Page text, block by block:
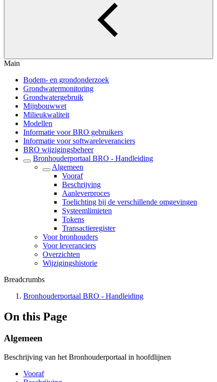
Main
Bodem- en grondonderzoek
Grondwatermonitoring
Grondwatergebruik
Mijnbouwwet
Milieukwaliteit
Modellen
Informatie voor BRO gebruikers
Informatie voor softwareleveranciers
BRO wijzigingsbeheer
Bronhouderportaal BRO - Handleiding
Algemeen
Vooraf
Beschrijving
Aanleverproces
Toelichting bij de verschillende omgevingen
Systeemlimieten
Tokens
Transactieregister
Voor bronhouders
Voor leveranciers
Overzichten
Wijzigingshistorie
Breadcrumbs
Bronhouderportaal BRO - Handleiding
On this Page
Algemeen
Beschrijving van het Bronhouderportaal in hoofdlijnen
Vooraf